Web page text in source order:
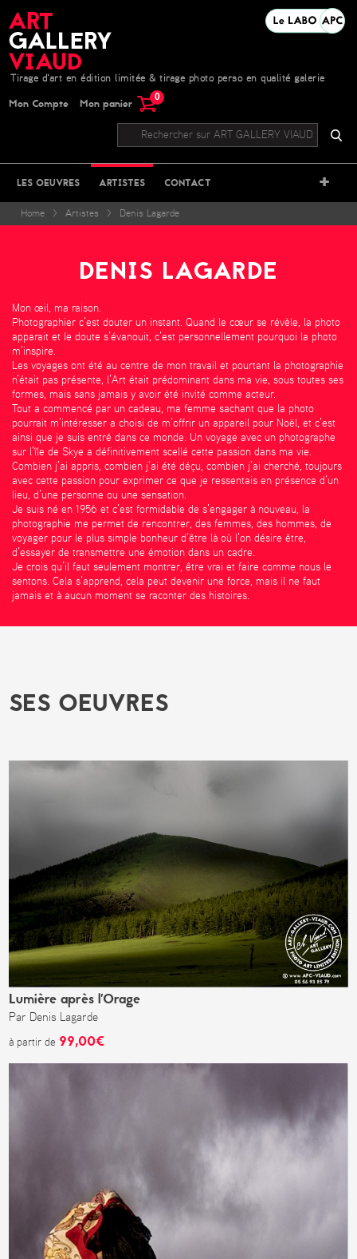
Tirage d'art en édition limitée & tirage photo perso en qualité galerie
Mon Compte Mon panier 0
LES OEUVRES ARTISTES CONTACT +
Home > Artistes > Denis Lagarde
DENIS LAGARDE
Mon œil, ma raison.
Photographier c’est douter un instant. Quand le cœur se révèle, la photo
apparait et le doute s’évanouit, c’est personnellement pourquoi la photo
m’inspire.
Les voyages ont été au centre de mon travail et pourtant la photographie
n’était pas présente, l’Art était prédominant dans ma vie, sous toutes ses
formes, mais sans jamais y avoir été invité comme acteur.
Tout a commencé par un cadeau, ma femme sachant que la photo
pourrait m’intéresser a choisi de m’offrir un appareil pour Noël, et c’est
ainsi que je suis entré dans ce monde. Un voyage avec un photographe
sur l’île de Skye a définitivement scellé cette passion dans ma vie.
Combien j’ai appris, combien j’ai été déçu, combien j’ai cherché, toujours
avec cette passion pour exprimer ce que je ressentais en présence d’un
lieu, d’une personne ou une sensation.
Je suis né en 1956 et c’est formidable de s’engager à nouveau, la
photographie me permet de rencontrer, des femmes, des hommes, de
voyager pour le plus simple bonheur d’être là où l’on désire être,
d’essayer de transmettre une émotion dans un cadre.
Je crois qu’il faut seulement montrer, être vrai et faire comme nous le
sentons. Cela s’apprend, cela peut devenir une force, mais il ne faut
jamais et à aucun moment se raconter des histoires.
SES OEUVRES
Lumière après l'Orage
Par Denis Lagarde
à partir de 99,00€